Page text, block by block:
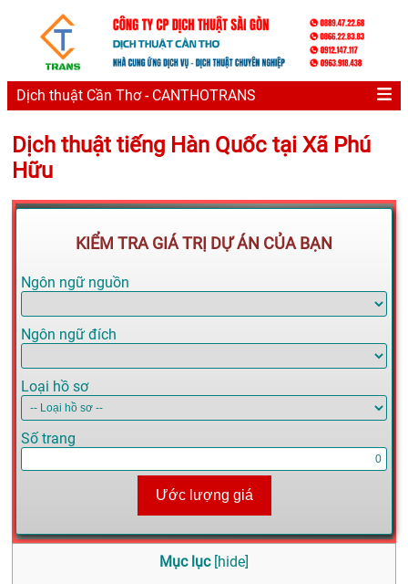
Dịch thuật Cần Thơ - CANTHOTRANS
Dịch thuật tiếng Hàn Quốc tại Xã Phú
Hữu
KIỂM TRA GIÁ TRỊ DỰ ÁN CỦA BẠN
Ngôn ngữ nguồn
Ngôn ngữ đích
Loại hồ sơ
Số trang
Ước lượng giá
Mục lục [hide]